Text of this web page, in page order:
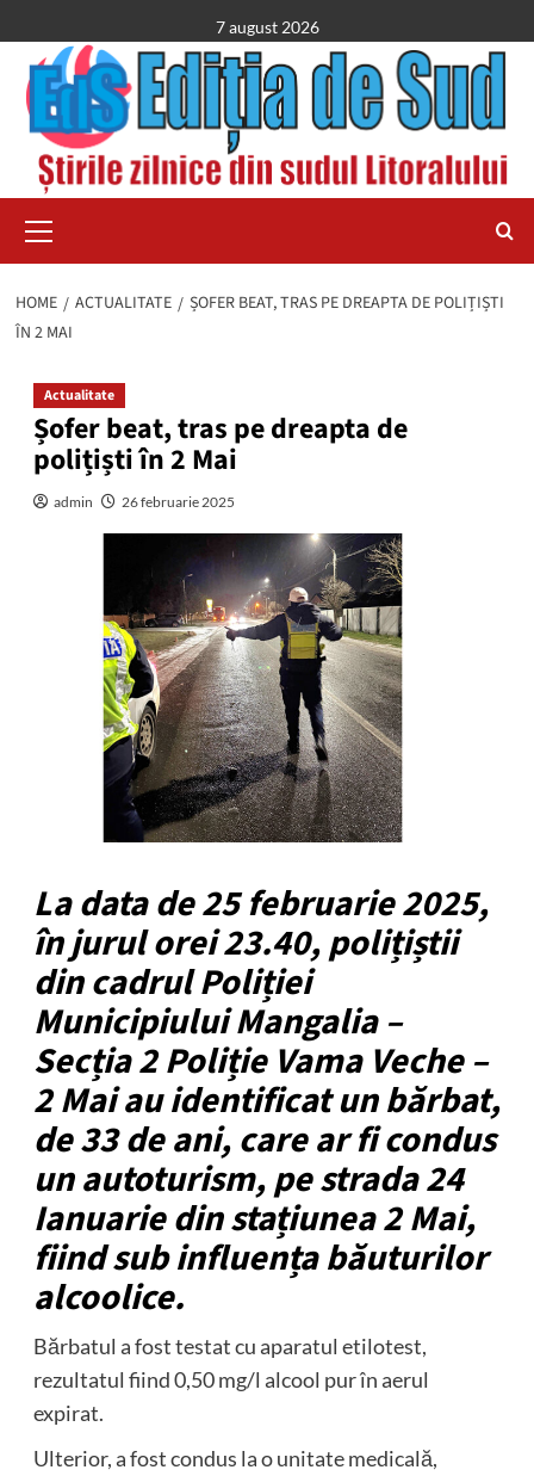
to
content
7 august 2026
Menu
HOME ACTUALITATE
ȘOFER BEAT, TRAS PE DREAPTA DE POLIȚIȘTI
ÎN 2 MAI
Actualitate
Șofer beat, tras pe dreapta de
polițiști în 2 Mai
admin 26 februarie 2025
La data de 25 februarie 2025,
în jurul orei 23.40, polițiștii
din cadrul Poliției
Municipiului Mangalia –
Secția 2 Poliție Vama Veche –
2 Mai au identificat un bărbat,
de 33 de ani, care ar fi condus
un autoturism, pe strada 24
Ianuarie din stațiunea 2 Mai,
fiind sub influența băuturilor
alcoolice.
Bărbatul a fost testat cu aparatul etilotest,
rezultatul fiind 0,50 mg/l alcool pur în aerul
expirat.
Ulterior, a fost condus la o unitate medicală,